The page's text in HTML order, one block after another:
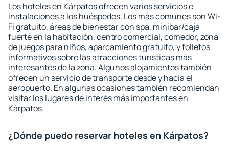
Los hoteles en Kárpatos ofrecen varios servicios e
instalaciones a los huéspedes. Los más comunes son Wi-
Fi gratuito, áreas de bienestar con spa, minibar/caja
fuerte en la habitación, centro comercial, comedor, zona
de juegos para niños, aparcamiento gratuito, y folletos
informativos sobre las atracciones turísticas más
interesantes de la zona. Algunos alojamientos también
ofrecen un servicio de transporte desde y hacia el
aeropuerto. En algunas ocasiones también recomiendan
visitar los lugares de interés más importantes en
Kárpatos.
¿Dónde puedo reservar hoteles en Kárpatos?